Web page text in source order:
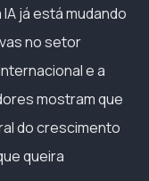
já está mudando
no setor
e a
mostram que
do crescimento
queira